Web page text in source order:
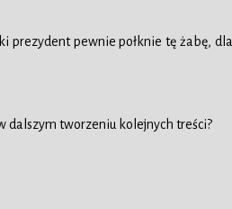
prezydent pewnie połknie tę żabę,
dalszym tworzeniu kolejnych treści?